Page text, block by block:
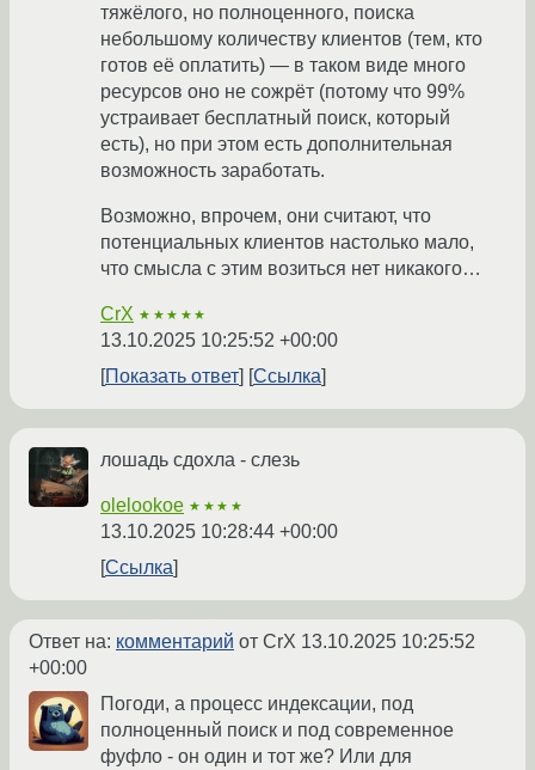
тяжёлого, но полноценного, поиска
небольшому количеству клиентов (тем, кто
готов её оплатить) — в таком виде много
ресурсов оно не сожрёт (потому что 99%
устраивает бесплатный поиск, который
есть), но при этом есть дополнительная
возможность заработать.
Возможно, впрочем, они считают, что
потенциальных клиентов настолько мало,
что смысла с этим возиться нет никакого…
CrX ★★★★★
13.10.2025 10:25:52 +00:00
Показать ответ
Ссылка
лошадь сдохла - слезь
olelookoe ★★★★
13.10.2025 10:28:44 +00:00
Ссылка
Ответ на: комментарий от CrX 13.10.2025 10:25:52
+00:00
Погоди, а процесс индексации, под
полноценный поиск и под современное
фуфло - он один и тот же? Или для